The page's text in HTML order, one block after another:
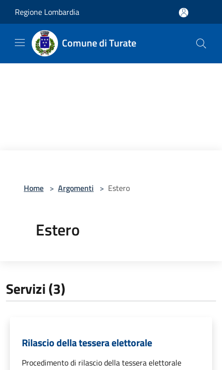
Regione Lombardia
Comune di Turate
Home > Argomenti > Estero
Estero
Servizi (3)
Rilascio della tessera elettorale
Procedimento di rilascio della tessera elettorale